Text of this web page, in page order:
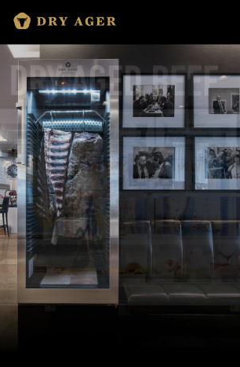
CATALOGUE
CONTACT
AUTRES PAYS